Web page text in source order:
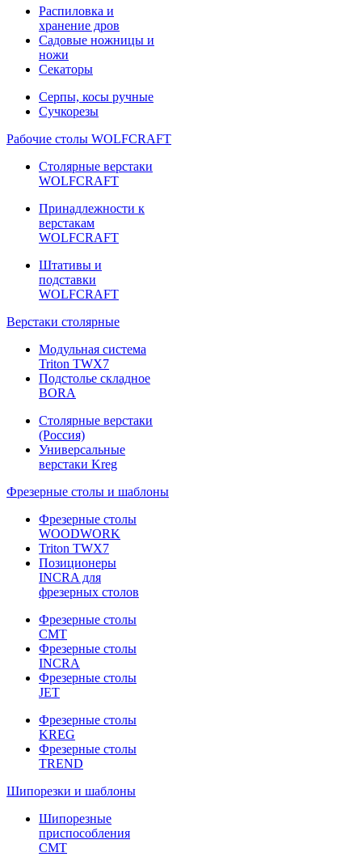
Распиловка и
хранение дров
Садовые ножницы и
ножи
Секаторы
Серпы, косы ручные
Сучкорезы
Рабочие столы WOLFCRAFT
Столярные верстаки
WOLFCRAFT
Принадлежности к
верстакам
WOLFCRAFT
Штативы и
подставки
WOLFCRAFT
Верстаки столярные
Модульная система
Triton TWX7
Подстолье складное
BORA
Столярные верстаки
(Россия)
Универсальные
верстаки Kreg
Фрезерные столы и шаблоны
Фрезерные столы
WOODWORK
Triton TWX7
Позиционеры
INCRA для
фрезерных столов
Фрезерные столы
CMT
Фрезерные столы
INCRA
Фрезерные столы
JET
Фрезерные столы
KREG
Фрезерные столы
TREND
Шипорезки и шаблоны
Шипорезные
приспособления
CMT